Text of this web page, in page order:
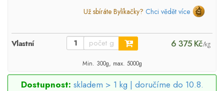
Už sbíráte Bylíkačky? Chci vědět více
Vlastní 6 375 Kč/kg
Min. 300g, max. 5000g
Dostupnost: skladem > 1 kg | doručíme do 10.8.